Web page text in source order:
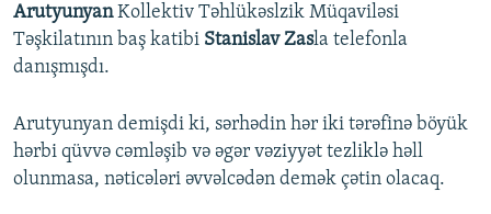
ArutyunyanKollektiv Təhlükəslzik Müqaviləsi
Təşkilatının baş katibi Stanislav Zasla telefonla
danışmışdı.
Arutyunyan demişdi ki, sərhədin hər iki tərəfinə böyük
hərbi qüvvə cəmləşib və əgər vəziyyət tezliklə həll
olunmasa, nəticələri əvvəlcədən demək çətin olacaq.